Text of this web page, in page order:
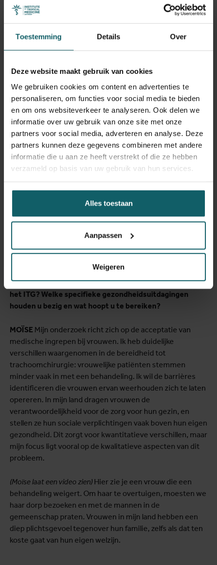
Toestemming Details Over
Deze website maakt gebruik van cookies
We gebruiken cookies om content en advertenties te
personaliseren, om functies voor social media te bieden
en om ons websiteverkeer te analyseren. Ook delen we
informatie over uw gebruik van onze site met onze
partners voor social media, adverteren en analyse. Deze
partners kunnen deze gegevens combineren met andere
informatie die u aan ze heeft verstrekt of die ze hebben
verzameld op basis van uw gebruik van hun services.
Alles toestaan
Aanpassen
Weigeren
Dr. Moïse Tenkiano
Waarom heb je voor het ITG gekozen?
MOÏSEHet gemeenschapsgevoel onder de MPH-fellows
en het diepgaande begrip van de professoren van de
Afrikaanse context. Antwerpen is een deel van Afrika! De
situaties en beslaan het hele spectrum aan
volksgezondheidsuitdagingen waarmee we
met de realiteit, reiken je de juiste vaardigheden aan en
bereiden je voor om de mensheid te dienen als
wetenschapper en professioneel
Kan u iets meer vertellen over uw huidig onderzoek aan
het ITG? Welke specifieke gezondheidsuitdagingen
houden u bezig en wat hoopt u te bereiken?
MOÏSE Mijn onderzoek richt zich op de acceptatie van
medische ingrepen bij vrouwen. Ik heb duidelijke
verschillen waargenomen in de bereidheid tot
trachoomchirurgie: vrouwelijke patiënten stemmen
minder vaak in met een behandeling. Ik wil de barrières
identificeren die vrouwen ervan weerhouden zich te laten
opereren. In mijn land dragen vrouwen de
verantwoordelijkheid voor de zorg voor hun gezin, en
stellen ze hun sociale verplichtingen vaak boven hun eigen
gezondheid. Dit zorgt voor kwantitatieve verschillen, maar
mijn focus ligt vooral op de kwalitatieve aspecten van dit
probleem.
(Moïse laat een video zien) Hier zie je een vrouw die een
behandeling weigert. Om haar te overtuigen, moesten we
haar dorp bezoeken en met de mannen in de
gemeenschap praten. Vrouwen in mijn land hebben een
diep plichtsgevoel tegenover hun familie, zelfs als dat ten
koste gaat van hun eigen welzijn.